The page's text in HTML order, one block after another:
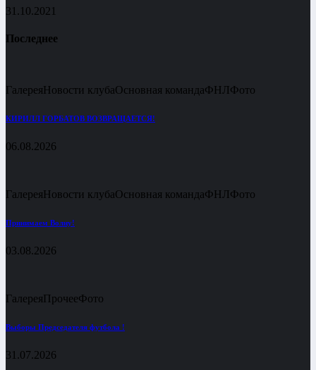
31.10.2021
Последнее
ГалереяНовости клубаОсновная командаФНЛФото
КИРИЛЛ ГОРБАТОВ ВОЗВРАЩАЕТСЯ!
06.08.2026
ГалереяНовости клубаОсновная командаФНЛФото
Принимаем Волну!
03.08.2026
ГалереяПрочееФото
Выборы Председателя футбола !
31.07.2026